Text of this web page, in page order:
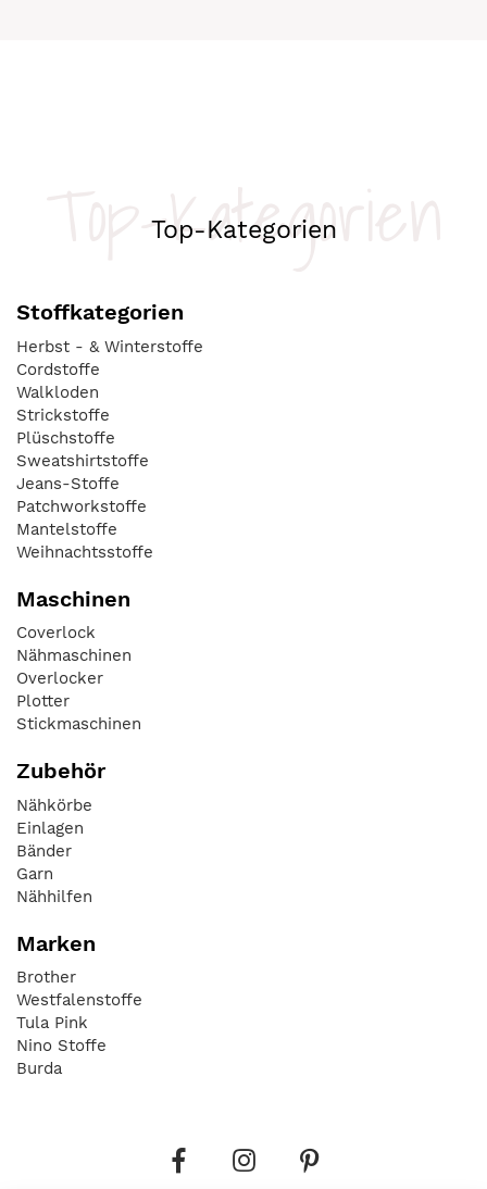
Top-Kategorien
Top-Kategorien
Stoffkategorien
Herbst - & Winterstoffe
Cordstoffe
Walkloden
Strickstoffe
Plüschstoffe
Sweatshirtstoffe
Jeans-Stoffe
Patchworkstoffe
Mantelstoffe
Weihnachtsstoffe
Maschinen
Coverlock
Nähmaschinen
Overlocker
Plotter
Stickmaschinen
Zubehör
Nähkörbe
Einlagen
Bänder
Garn
Nähhilfen
Marken
Brother
Westfalenstoffe
Tula Pink
Nino Stoffe
Burda